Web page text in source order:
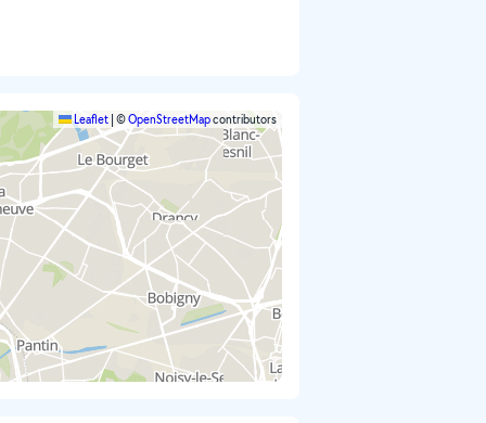
Leaflet ©OpenStreetMapcontributors